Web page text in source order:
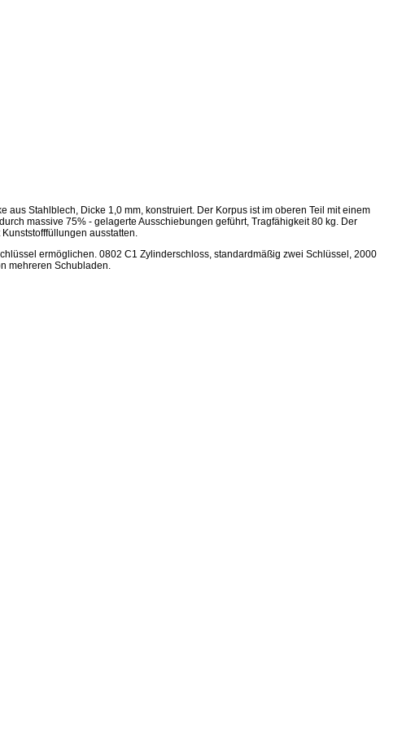
aus Stahlblech, Dicke 1,0 mm, konstruiert. Der Korpus ist im oberen Teil mit einem
massive 75% - gelagerte Ausschiebungen geführt, Tragfähigkeit 80 kg. Der
ausstatten.
ermöglichen. 0802 C1 Zylinderschloss, standardmäßig zwei Schlüssel, 2000
mehreren Schubladen.